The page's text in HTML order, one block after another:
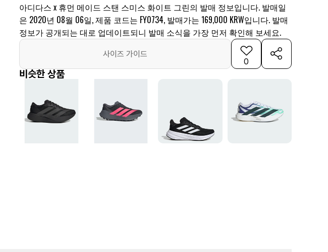
아디다스 x 휴먼 메이드 스탠 스미스 화이트 그린의 발매 정보입니다. 발매일
은 2020년 08월 06일, 제품 코드는 FY0734, 발매가는 169,000 KRW입니다. 발매
정보가 공개되는 대로 업데이트되니 발매 소식을 가장 먼저 확인해 보세요.
사이즈 가이드
0
비슷한 상품